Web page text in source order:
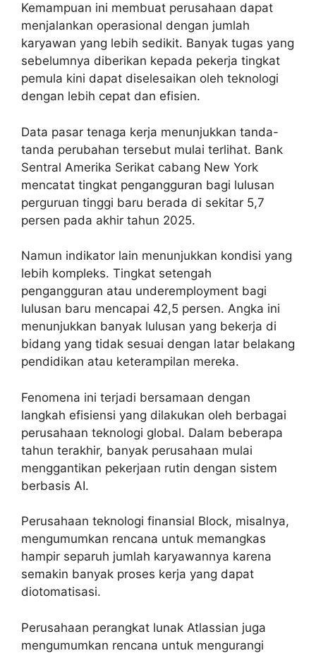
Kemampuan ini membuat perusahaan dapat
menjalankan operasional dengan jumlah
karyawan yang lebih sedikit. Banyak tugas yang
sebelumnya diberikan kepada pekerja tingkat
pemula kini dapat diselesaikan oleh teknologi
dengan lebih cepat dan efisien.
Data pasar tenaga kerja menunjukkan tanda-
tanda perubahan tersebut mulai terlihat. Bank
Sentral Amerika Serikat cabang New York
mencatat tingkat pengangguran bagi lulusan
perguruan tinggi baru berada di sekitar 5,7
persen pada akhir tahun 2025.
Namun indikator lain menunjukkan kondisi yang
lebih kompleks. Tingkat setengah
pengangguran atau underemployment bagi
lulusan baru mencapai 42,5 persen. Angka ini
menunjukkan banyak lulusan yang bekerja di
bidang yang tidak sesuai dengan latar belakang
pendidikan atau keterampilan mereka.
Fenomena ini terjadi bersamaan dengan
langkah efisiensi yang dilakukan oleh berbagai
perusahaan teknologi global. Dalam beberapa
tahun terakhir, banyak perusahaan mulai
menggantikan pekerjaan rutin dengan sistem
berbasis AI.
Perusahaan teknologi finansial Block, misalnya,
mengumumkan rencana untuk memangkas
hampir separuh jumlah karyawannya karena
semakin banyak proses kerja yang dapat
diotomatisasi.
Perusahaan perangkat lunak Atlassian juga
mengumumkan rencana untuk mengurangi